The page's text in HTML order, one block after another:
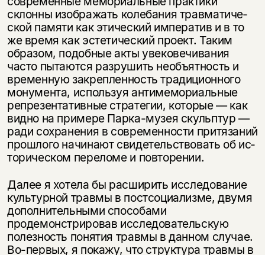
склонны изображать колебания травматиче­
ской памяти как этический императив и в то
же время как эстетический проект. Таким
образом, подобные акты увековечивания
часто пытаются раз­рушить необъятность и
временную закрепленность традиционного
мону­мента, используя антимемориальные
репрезентативные стратегии, кото­рые — как
видно на примере Парка-музея скульптур —
ради сохранения в современности притязаний
прошлого начинают свидетельствовать об ис­
торическом переломе и повторении.
Далее я хотела бы расширить исследование
культурной травмы в постсоциализме, двумя
дополнительными способами
продемонстрировав иссле­довательскую
полезность понятия травмы в данном случае.
Во-первых, я покажу, что структура травмы в